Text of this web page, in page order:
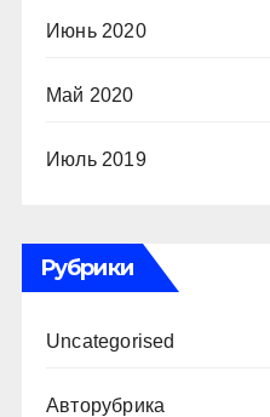
Июнь 2020
Май 2020
Июль 2019
Рубрики
Uncategorised
Авторубрика